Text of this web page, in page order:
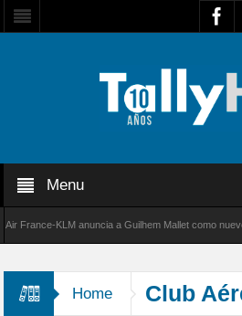
Menu
KLM anuncia a Guilhem Mallet como nuevo
Home
Club